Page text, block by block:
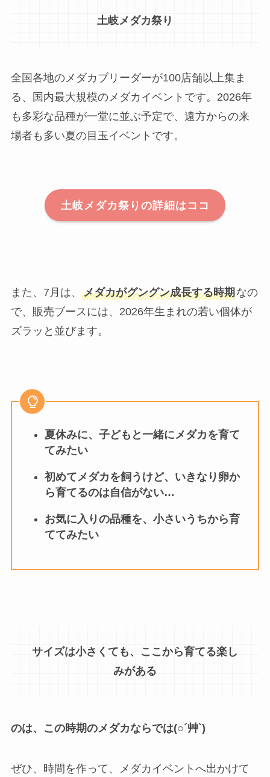
土岐メダカ祭り
全国各地のメダカブリーダーが100店舗以上集ま
る、国内最大規模のメダカイベントです。2026年
も多彩な品種が一堂に並ぶ予定で、遠方からの来
場者も多い夏の目玉イベントです。
土岐メダカ祭りの詳細はココ
また、7月は、 メダカがグングン成長する時期なの
で、販売ブースには、2026年生まれの若い個体が
ズラッと並びます。
夏休みに、子どもと一緒にメダカを育て
てみたい
初めてメダカを飼うけど、いきなり卵か
ら育てるのは自信がない…
お気に入りの品種を、小さいうちから育
ててみたい
サイズは小さくても、ここから育てる楽し
みがある
のは、この時期のメダカならでは(○´艸`)
ぜひ、時間を作って、メダカイベントへ出かけて